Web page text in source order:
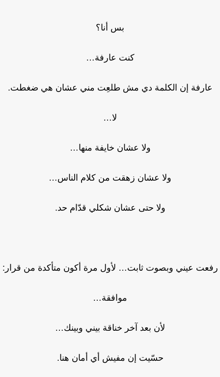
بس أنا؟
كنت عارفة…
إن الكلمة دي مش طلعِت مني عشان هي ضغطت.
لا…
ولا عشان خايفة منها…
ولا عشان زهقت من كلام الناس…
ولا حتى عشان شكلي قدّام حد.
عيني وبصوت ثابت… لأول مرة أكون متأكدة من قرار:
موافقة…
لأن بعد آخر خناقة بيني وبينك…
حسّيت إن مفيش أي أمان هنا.